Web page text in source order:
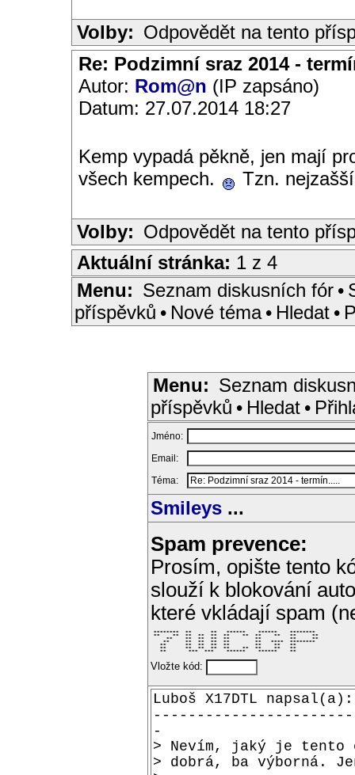
Volby: Odpovědět na tento
Re: Podzimní sraz 2014 -
Autor: Rom@n (IP zapsáno)
Datum: 27.07.2014 18:27
Kemp vypadá pěkně, jen mají
všech kempech.
Tzn.
Volby: Odpovědět na tento
Aktuální stránka: 1 z 4
Menu: Seznam diskusních fór •
příspěvků • Nové téma • Hledat •
Menu: Seznam
příspěvků • Hledat •
Jméno:
Email:
Téma:
Smileys ...
Spam prevence:
Prosím, opište tento
slouží k blokování
které vkládají spam
********  **      **   ******    ******    ********
**    **  **  **  **  **    **  **    **   **     **
     **    **  **  **  **        **         **     **
    **     **  **  **  **        **   ****  ********
   **      **  **  **  **        **    **   **
   **      **  **  **  **    **  **    **   **
   **       ***  ***    ******    ******    **
Vložte kód: